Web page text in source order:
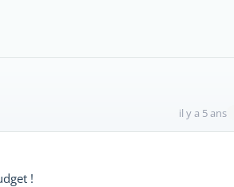
il y a 5 ans
!